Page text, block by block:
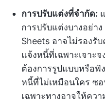
การปรับแต่งที่จำกัด:
การปรับแต่งบางอย่า
Sheets อาจไม่รองรั
แจ้งหนี้ที่เฉพาะเจาะ
ต้องการรูปแบบหรือฟั
หนี้ที่ไม่เหมือนใคร ซ
เฉพาะทางอาจให้คว